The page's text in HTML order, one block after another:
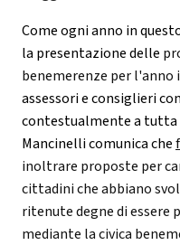
Come ogni anno in
la presentazione delle
benemerenze per l'anno
assessori e consiglieri
contestualmente a tutta
Mancinelli comunica che
inoltrare proposte per
cittadini che abbiano
ritenute degne di essere
mediante la civica